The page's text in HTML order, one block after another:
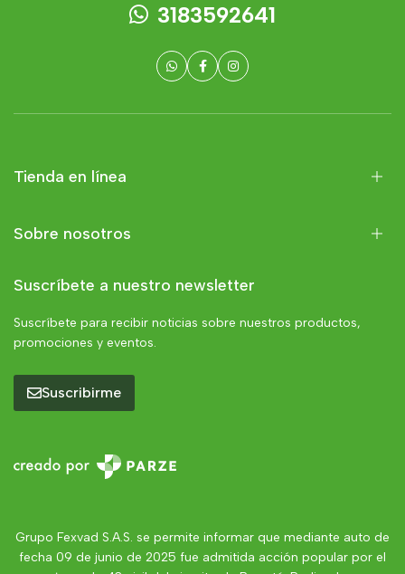
3183592641
Tienda en línea
Sobre nosotros
Suscríbete a nuestro newsletter
Suscríbete para recibir noticias sobre nuestros productos,
promociones y eventos.
Suscribirme
Grupo Fexvad S.A.S. se permite informar que mediante auto de
fecha 09 de junio de 2025 fue admitida acción popular por el